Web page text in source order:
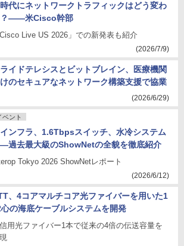
代にネットワークトラフィックはどう変わ
？――米Cisco幹部
Cisco Live US 2026」での新発表も紹介
(2026/7/9)
イドテレシスとビットブレイン、医療機関
のセキュアなネットワーク構築支援で協業
(2026/6/29)
ベント
ンフラ、1.6Tbpsスイッチ、水冷システム
去最大級のShowNetの全貌を徹底紹介
Tokyo 2026 ShowNetレポート
(2026/6/12)
、4コアマルチコア光ファイバーを用いた1
の海底ケーブルシステムを開発
用光ファイバー1本で従来の4倍の伝送容量を